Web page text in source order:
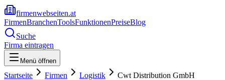
firmenwebseiten.at
FirmenBranchenToolsFunktionenPreiseBlog
Suche
Firma eintragen
Menü öffnen
Startseite Firmen Logistik Cwt Distribution GmbH